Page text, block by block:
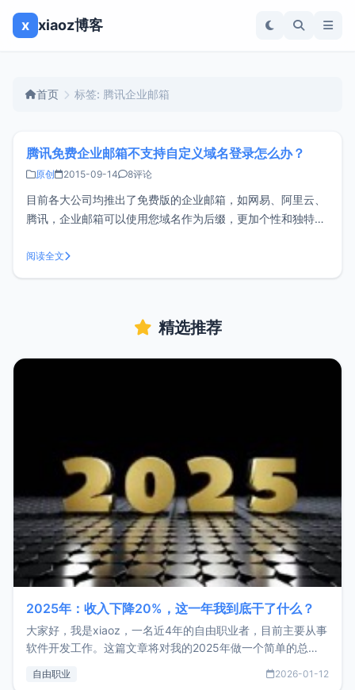
x xiaoz博客
首页 标签: 腾讯企业邮箱
腾讯免费企业邮箱不支持自定义域名登录怎么办？
原创 2015-09-14 8评论
目前各大公司均推出了免费版的企业邮箱，如网易、阿里云、
腾讯，企业邮箱可以使用您域名作为后缀，更加个性和独特，
的已经不再支持使用 mail.您的域名.com 这样自定义域名进行
登录。其实要想解决这个问题也非常的简单，只需要一小段
阅读全文
精选推荐
2025年：收入下降20%，这一年我到底干了什么？
大家好，我是xiaoz，一名近4年的自由职业者，目前主要从事
软件开发工作。这篇文章将对我的2025年做一个简单的总
收入下降20%，但却过得很充实，2026年不求突破，但求保
自由职业 2026-01-12